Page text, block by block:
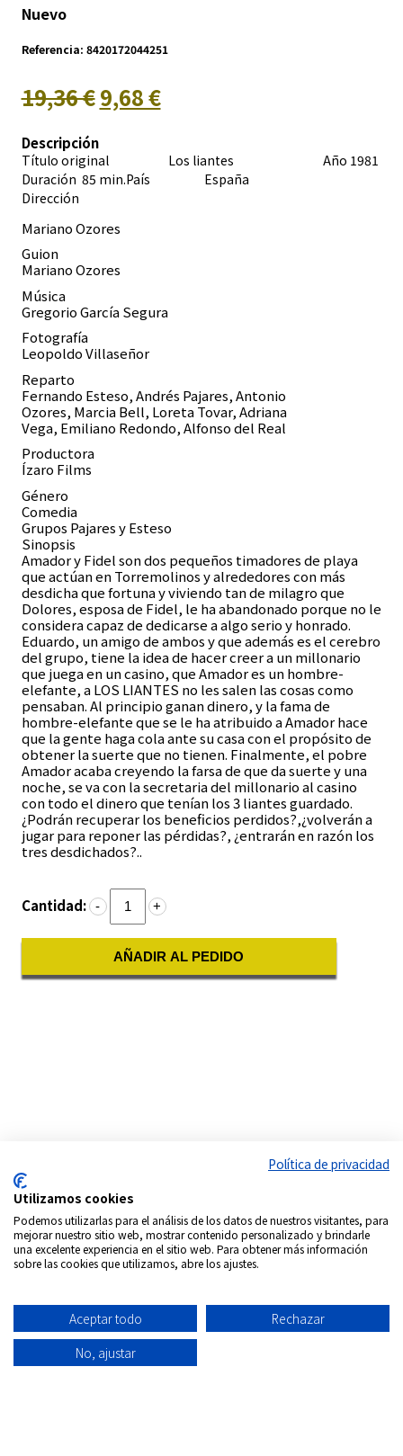
Nuevo
Referencia: 8420172044251
19,36 €9,68 €
Descripción
Título original Los liantes Año 1981
Duración 85 min.País
España
Dirección
Mariano Ozores
Guion
Mariano Ozores
Música
Gregorio García Segura
Fotografía
Leopoldo Villaseñor
Reparto
Fernando Esteso, Andrés Pajares, Antonio
Ozores, Marcia Bell, Loreta Tovar, Adriana
Vega, Emiliano Redondo, Alfonso del Real
Productora
Ízaro Films
Género
Comedia
Grupos Pajares y Esteso
Sinopsis
Amador y Fidel son dos pequeños timadores de playa
que actúan en Torremolinos y alrededores con más
desdicha que fortuna y viviendo tan de milagro que
Dolores, esposa de Fidel, le ha abandonado porque no le
considera capaz de dedicarse a algo serio y honrado.
Eduardo, un amigo de ambos y que además es el cerebro
del grupo, tiene la idea de hacer creer a un millonario
que juega en un casino, que Amador es un hombre-
elefante, a LOS LIANTES no les salen las cosas como
pensaban. Al principio ganan dinero, y la fama de
hombre-elefante que se le ha atribuido a Amador hace
que la gente haga cola ante su casa con el propósito de
obtener la suerte que no tienen. Finalmente, el pobre
Amador acaba creyendo la farsa de que da suerte y una
noche, se va con la secretaria del millonario al casino
con todo el dinero que tenían los 3 liantes guardado.
¿Podrán recuperar los beneficios perdidos?,¿volverán a
jugar para reponer las pérdidas?, ¿entrarán en razón los
tres desdichados?..
Cantidad: - +
AÑADIR AL PEDIDO
Síguenos en:
Copyrigth © 2026Internacional DVD Spain - Tienda de
Todos los derechos Reservados
Política de privacidad
Utilizamos cookies
Podemos utilizarlas para el análisis de los datos de nuestros visitantes, para
mejorar nuestro sitio web, mostrar contenido personalizado y brindarle
una excelente experiencia en el sitio web. Para obtener más información
sobre las cookies que utilizamos, abre los ajustes.
Aceptar todo
Rechazar
No, ajustar